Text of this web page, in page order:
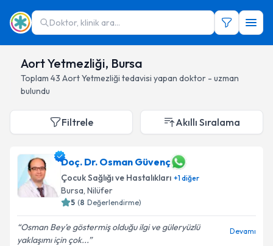
Doktor, klinik ara...
Aort Yetmezliği, Bursa
Toplam 43 Aort Yetmezliği tedavisi yapan doktor - uzman
bulundu
Filtrele Akıllı Sıralama
Doç. Dr. Osman Güvenç
Çocuk Sağlığı ve Hastalıkları +1diğer
Bursa, Nilüfer
5 (8 Değerlendirme)
Osman Bey'e göstermiş olduğu ilgi ve güleryüzlü
yaklaşımı için çok...
Devamı